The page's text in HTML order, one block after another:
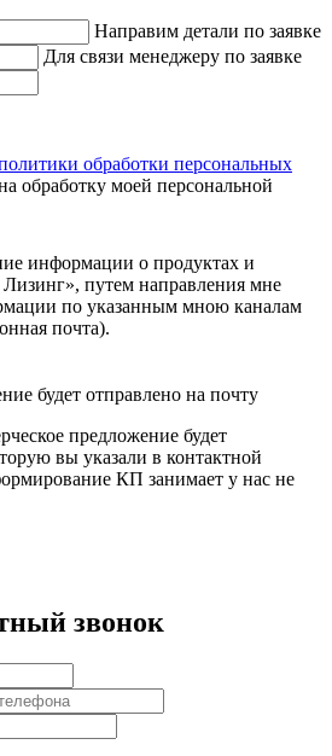
Направим детали по заявке
Для связи менеджеру по заявке
обработки персональных
обработку моей персональной
информации о продуктах и
путем направления мне
по указанным мною каналам
почта).
будет отправлено на почту
предложение будет
вы указали в контактной
КП занимает у нас не
звонок